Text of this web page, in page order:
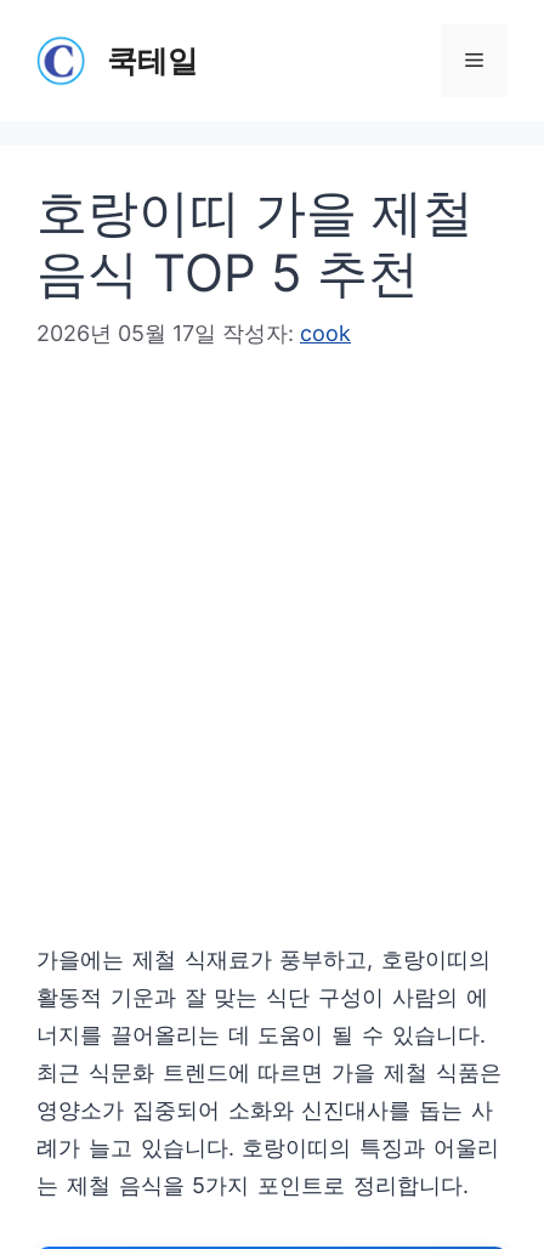
쿡테일 메
호랑이띠 가을 제철
음식 TOP 5 추천
2026년 05월 17일 작성자: cook
가을에는 제철 식재료가 풍부하고, 호랑이띠의
활동적 기운과 잘 맞는 식단 구성이 사람의 에
너지를 끌어올리는 데 도움이 될 수 있습니다.
최근 식문화 트렌드에 따르면 가을 제철 식품은
영양소가 집중되어 소화와 신진대사를 돕는 사
례가 늘고 있습니다. 호랑이띠의 특징과 어울리
는 제철 음식을 5가지 포인트로 정리합니다.